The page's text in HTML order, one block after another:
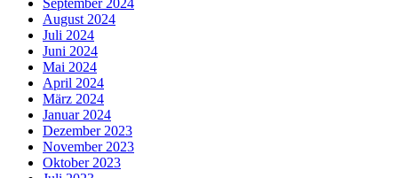
September 2024
August 2024
Juli 2024
Juni 2024
Mai 2024
April 2024
März 2024
Januar 2024
Dezember 2023
November 2023
Oktober 2023